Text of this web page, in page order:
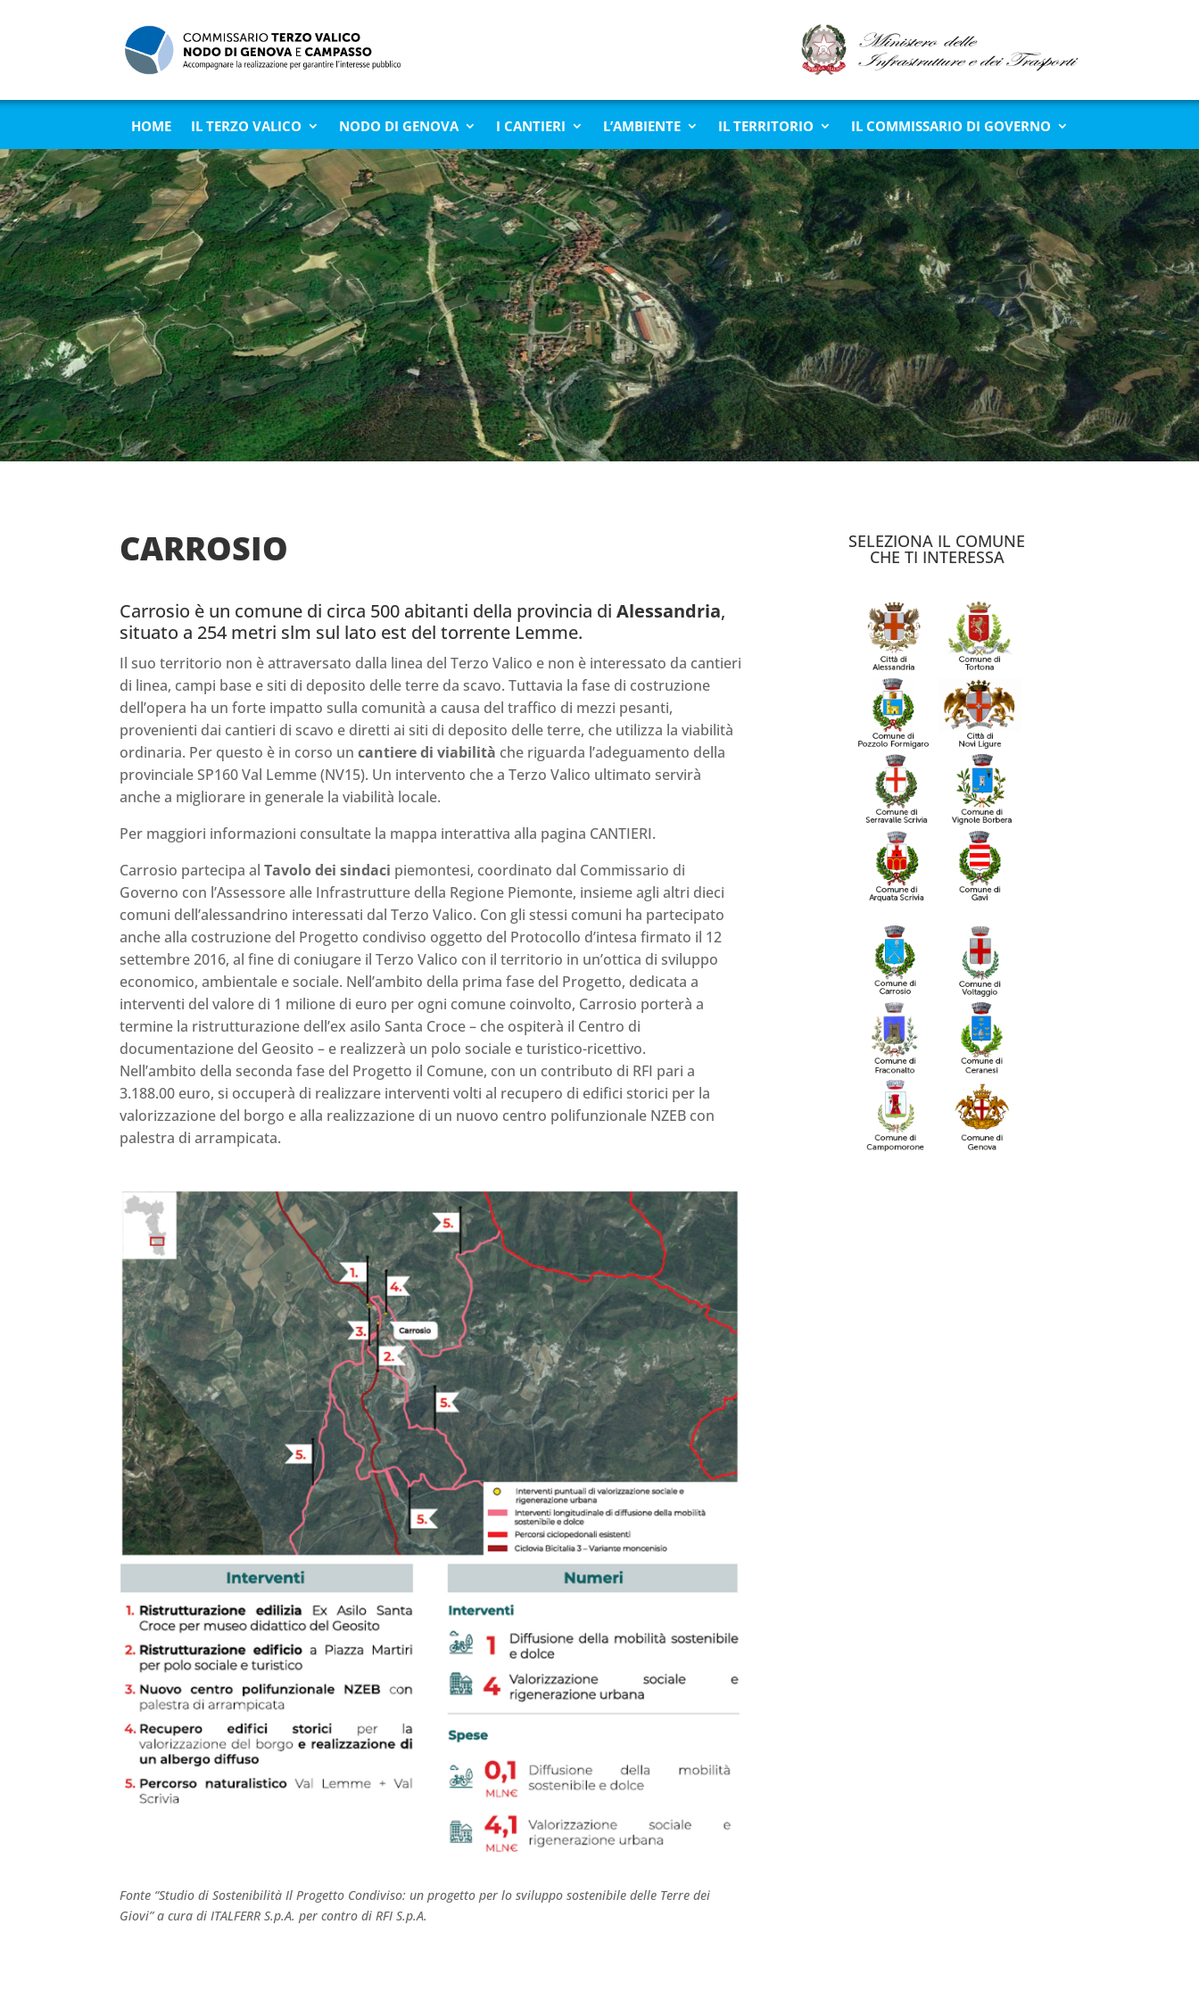
HOME IL TERZO VALICO NODO DI GENOVA I CANTIERI L’AMBIENTE IL TERRITORIO IL COMMISSARIO DI GOVERNO
CARROSIO
Carrosio è un comune di circa 500 abitanti della provincia diAlessandria,
situato a 254 metri slm sul lato est del torrente Lemme.
Il suo territorio non è attraversato dalla linea del Terzo Valico e non è interessato da cantieri
di linea, campi base e siti di deposito delle terre da scavo. Tuttavia la fase di costruzione
dell’opera ha un forte impatto sulla comunità a causa del traffico di mezzi pesanti,
provenienti dai cantieri di scavo e diretti ai siti di deposito delle terre, che utilizza la viabilità
ordinaria. Per questo è in corso uncantiere di viabilità che riguarda l’adeguamento della
provinciale SP160 Val Lemme (NV15). Un intervento che a Terzo Valico ultimato servirà
anche a migliorare in generale la viabilità locale.
Per maggiori informazioni consultate la mappa interattiva alla pagina CANTIERI.
Carrosio partecipa alTavolo dei sindaci piemontesi, coordinato dal Commissario di
Governo con l’Assessore alle Infrastrutture della Regione Piemonte, insieme agli altri dieci
comuni dell’alessandrino interessati dal Terzo Valico. Con gli stessi comuni ha partecipato
anche alla costruzione del Progetto condiviso oggetto del Protocollo d’intesa firmato il 12
settembre 2016, al fine di coniugare il Terzo Valico con il territorio in un’ottica di sviluppo
economico, ambientale e sociale. Nell’ambito della prima fase del Progetto, dedicata a
interventi del valore di 1 milione di euro per ogni comune coinvolto, Carrosio porterà a
termine la ristrutturazione dell’ex asilo Santa Croce – che ospiterà il Centro di
documentazione del Geosito – e realizzerà un polo sociale e turistico-ricettivo.
Nell’ambito della seconda fase del Progetto il Comune, con un contributo di RFI pari a
3.188.00 euro, si occuperà di realizzare interventi volti al recupero di edifici storici per la
valorizzazione del borgo e alla realizzazione di un nuovo centro polifunzionale NZEB con
palestra di arrampicata.
Fonte “Studio di Sostenibilità Il Progetto Condiviso: un progetto per lo sviluppo sostenibile delle Terre dei
Giovi” a cura di ITALFERR S.p.A. per contro di RFI S.p.A.
SELEZIONA IL COMUNE
CHE TI INTERESSA